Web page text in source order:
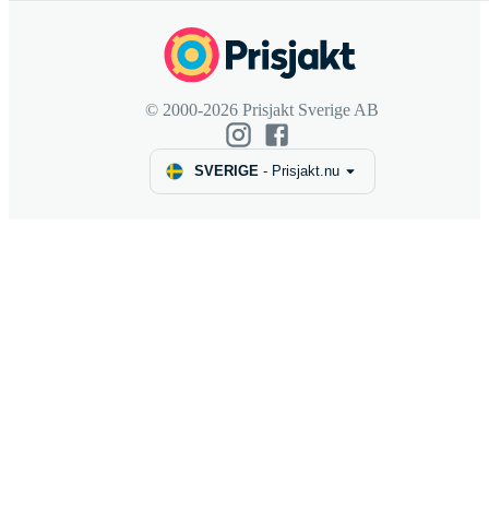
© 2000-2026 Prisjakt Sverige AB
SVERIGE- Prisjakt.nu